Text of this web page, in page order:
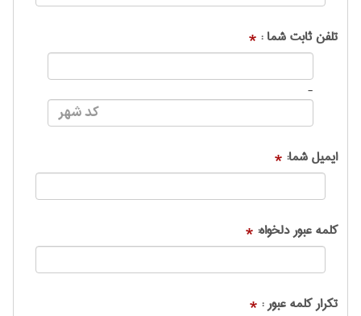
تلفن ثابت شما : *
-
ایمیل شما: *
کلمه عبور دلخواه: *
تکرار کلمه عبور : *